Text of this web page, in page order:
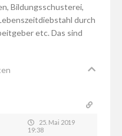
Bildungsschusterei,
durch
etc. Das sind
25. Mai 2019
19:38